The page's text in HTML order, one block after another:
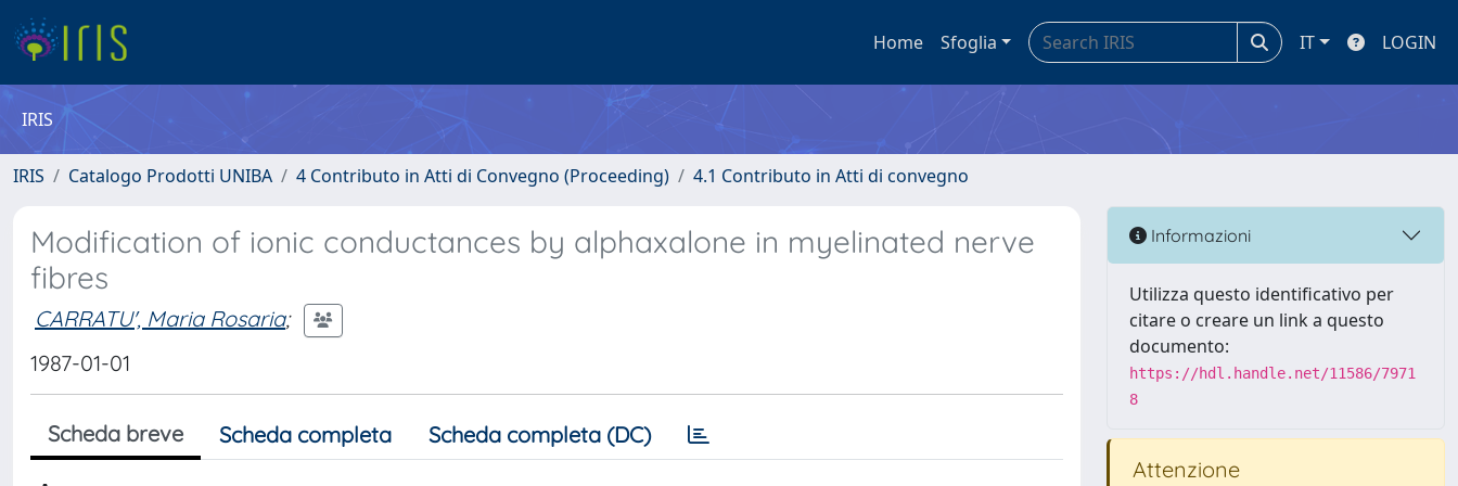
Home Sfoglia IT LOGIN
IRIS
IRIS Catalogo Prodotti UNIBA 4 Contributo in Atti di Convegno (Proceeding) 4.1 Contributo in Atti di convegno
Modification of ionic conductances by alphaxalone in myelinated nerve
fibres
CARRATU', Maria Rosaria;
1987-01-01
Scheda breve Scheda completa Scheda completa (DC)
Informazioni
Utilizza questo identificativo per
citare o creare un link a questo
documento:
https://hdl.handle.net/11586/7971
8
Attenzione